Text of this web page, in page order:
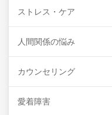
ストレス・ケア
人間関係の悩み
カウンセリング
愛着障害